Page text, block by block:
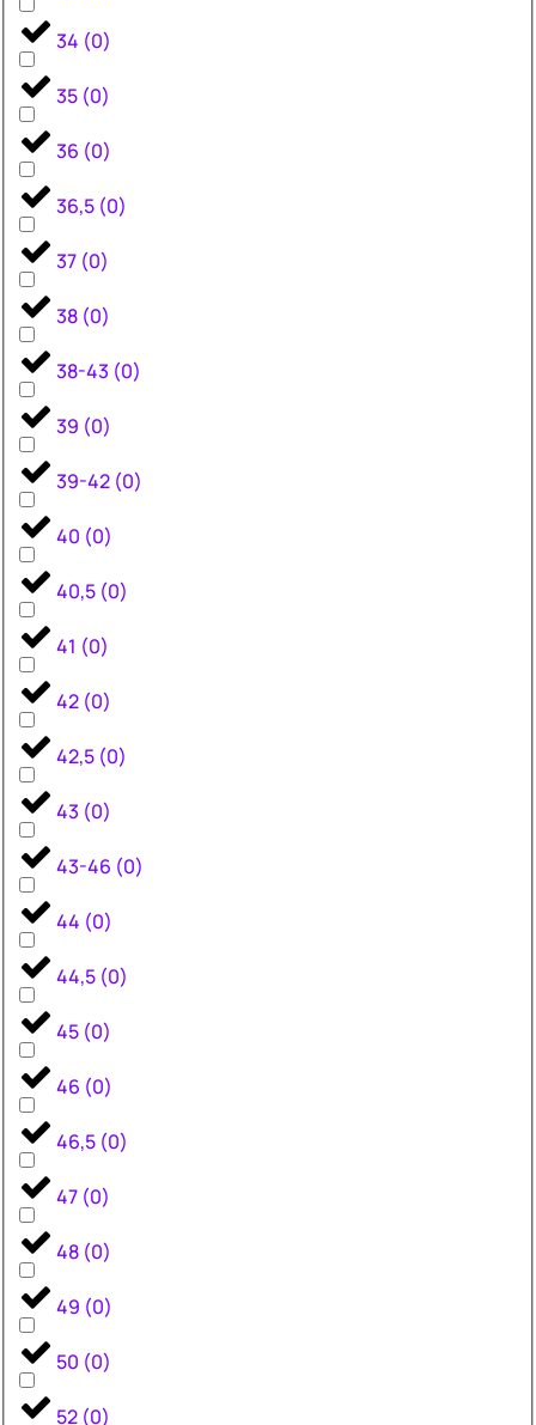
34 (0)
35 (0)
36 (0)
36,5 (0)
37 (0)
38 (0)
38-43 (0)
39 (0)
39-42 (0)
40 (0)
40,5 (0)
41 (0)
42 (0)
42,5 (0)
43 (0)
43-46 (0)
44 (0)
44,5 (0)
45 (0)
46 (0)
46,5 (0)
47 (0)
48 (0)
49 (0)
50 (0)
52 (0)